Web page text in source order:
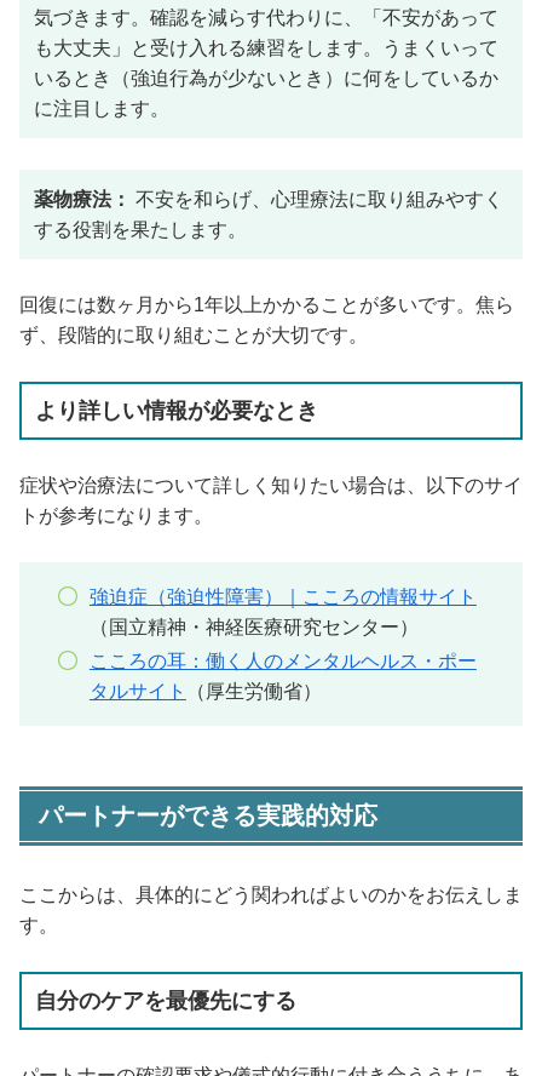
気づきます。確認を減らす代わりに、「不安があって
も大丈夫」と受け入れる練習をします。うまくいって
いるとき（強迫行為が少ないとき）に何をしているか
に注目します。
薬物療法： 不安を和らげ、心理療法に取り組みやすく
する役割を果たします。
回復には数ヶ月から1年以上かかることが多いです。焦ら
ず、段階的に取り組むことが大切です。
より詳しい情報が必要なとき
症状や治療法について詳しく知りたい場合は、以下のサイ
トが参考になります。
強迫症（強迫性障害）｜こころの情報サイト
（国立精神・神経医療研究センター）
こころの耳：働く人のメンタルヘルス・ポー
タルサイト
（厚生労働省）
パートナーができる実践的対応
ここからは、具体的にどう関わればよいのかをお伝えしま
す。
自分のケアを最優先にする